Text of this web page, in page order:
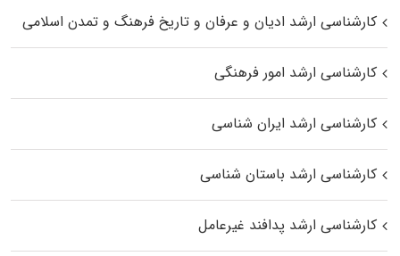
کارشناسی ارشد ادیان و عرفان و تاریخ فرهنگ و تمدن اسلامی
کارشناسی ارشد امور فرهنگی
کارشناسی ارشد ایران شناسی
کارشناسی ارشد باستان شناسی
کارشناسی ارشد پدافند غیرعامل